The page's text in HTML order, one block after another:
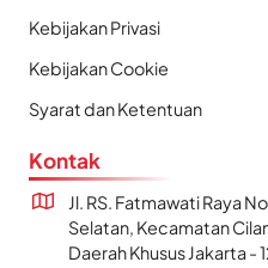
Kebijakan Privasi
Kebijakan Cookie
Syarat dan Ketentuan
Kontak
Jl. RS. Fatmawati Raya
Selatan, Kecamatan
Daerah Khusus Jakarta -